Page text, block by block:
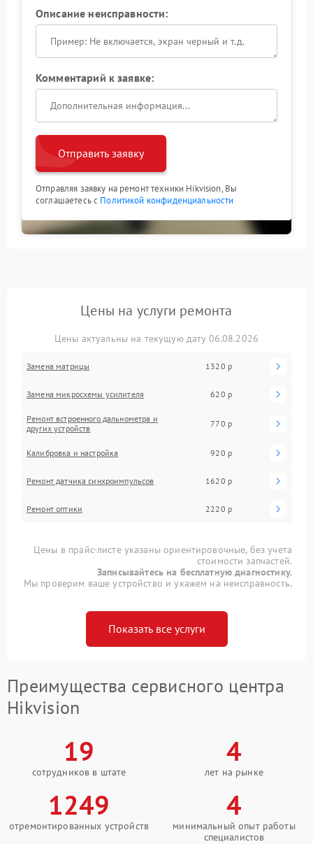
Описание неисправности:
Комментарий к заявке:
Отправить заявку
Отправляя заявку на ремонт техники Hikvision, Вы
соглашаетесь с Политикой конфиденциальности
Цены на услуги ремонта
Цены актуальны на текущую дату 06.08.2026
Замена матрицы 1320 р
Замена микросхемы усилителя 620 р
Ремонт встроенного дальнометра и
других устройств
770 р
Калибровка и настройка 920 р
Ремонт датчика синхроимпульсов 1620 р
Ремонт оптики 2220 р
Цены в прайс-листе указаны ориентировочные, без учета
стоимости запчастей.
Записывайтесь на бесплатную диагностику.
Мы проверим ваше устройство и укажем на неисправность.
Показать все услуги
Преимущества сервисного центра
Hikvision
19
сотрудников в штате
4
лет на рынке
1249
отремонтированных устройств
4
минимальный опыт работы
специалистов